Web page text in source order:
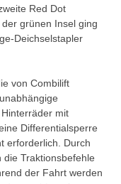
Red Dot
grünen Insel ging
Deichselstapler
von Combilift
mit
Differentialsperre
erforderlich. Durch
Traktionsbefehle
der Fahrt werden